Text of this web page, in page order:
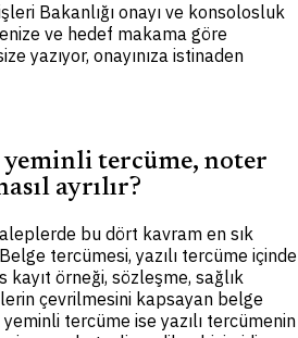
Bakanlığı onayı ve konsolosluk
ve hedef makama göre
yazıyor, onayınıza istinaden
yeminli tercüme, noter
ayrılır?
bu dört kavram en sık
Belge tercümesi, yazılı tercüme içinde
örneği, sözleşme, sağlık
çevrilmesini kapsayan belge
yeminli tercüme ise yazılı tercümenin